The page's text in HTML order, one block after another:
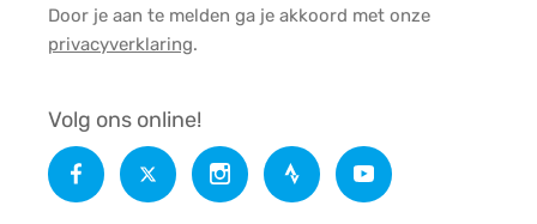
Door je aan te melden ga je akkoord met onze
privacyverklaring.
Volg ons online!